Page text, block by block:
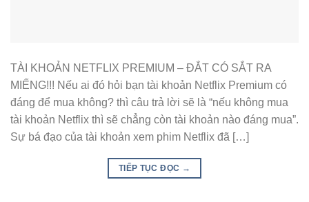
TÀI KHOẢN NETFLIX PREMIUM – ĐẮT CÓ SẮT RA
MIẾNG!!! Nếu ai đó hỏi bạn tài khoản Netflix Premium có
đáng để mua không? thì câu trả lời sẽ là “nếu không mua
tài khoản Netflix thì sẽ chẳng còn tài khoản nào đáng mua”.
Sự bá đạo của tài khoản xem phim Netflix đã […]
TIẾP TỤC ĐỌC →